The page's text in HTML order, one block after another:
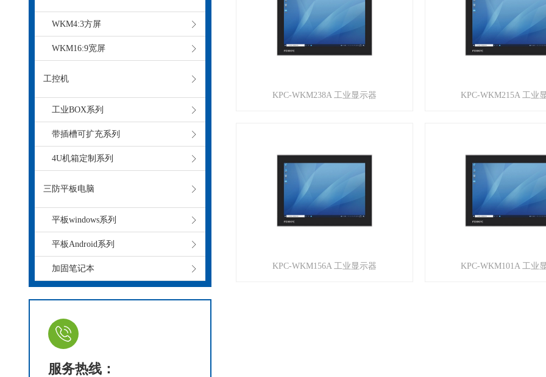
KPC-WKM238A 工业显示器 KPC-WKM215A 工业
KPC-WKM156A 工业显示器 KPC-WKM101A 工业
WKM4:3方屏
WKM16:9宽屏
工控机
工业BOX系列
带插槽可扩充系列
4U机箱定制系列
三防平板电脑
平板windows系列
平板Android系列
加固笔记本
服务热线：